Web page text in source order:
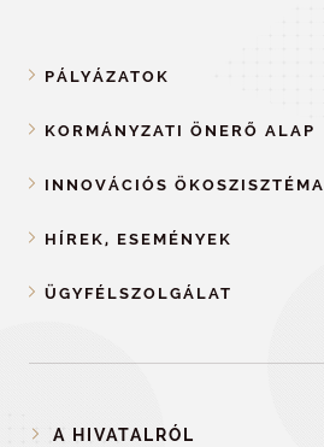
PÁLYÁZATOK
KORMÁNYZATI ÖNERŐ ALAP
INNOVÁCIÓS ÖKOSZISZTÉMA
HÍREK, ESEMÉNYEK
ÜGYFÉLSZOLGÁLAT
A HIVATALRÓL